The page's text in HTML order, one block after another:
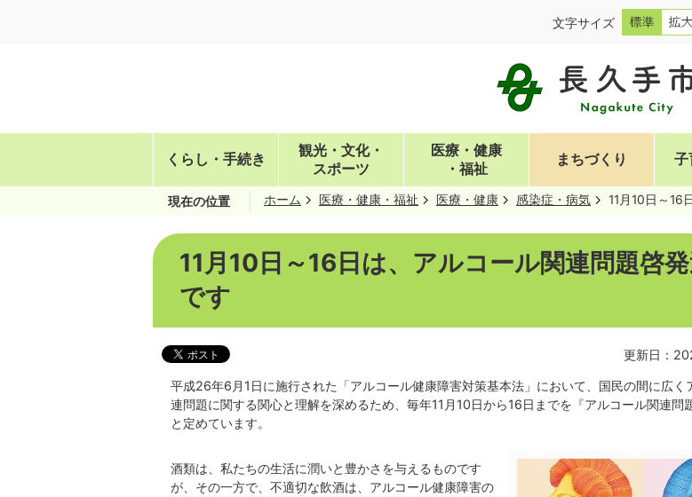
文字サイズ
くらし・手続き
観光・文化・
スポーツ
医療・健康
・福祉
まちづくり 子
現在の位置 ホーム 医療・健康・福祉 医療・健康 感染症・病気 11月10日～16
11月10日～16日は、アルコール関連問題啓
です
更新日：
平成26年6月1日に施行された「アルコール健康障害対策基本法」において、国民の間に広く
連問題に関する関心と理解を深めるため、毎年11月10日から16日までを『アルコール関連問
と定めています。
酒類は、私たちの生活に潤いと豊かさを与えるものです
が、その一方で、不適切な飲酒は、アルコール健康障害の